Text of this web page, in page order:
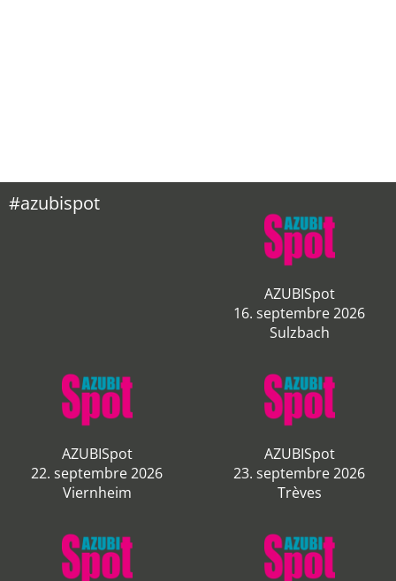
#azubispot
AZUBISpot
16. septembre 2026
Sulzbach
AZUBISpot
22. septembre 2026
Viernheim
AZUBISpot
23. septembre 2026
Trèves